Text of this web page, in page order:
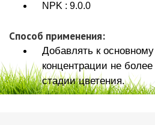
NPK : 9.0.0
Способ применения:
Добавлять к
концентрации не
стадии цветения.